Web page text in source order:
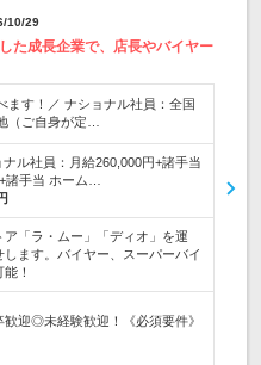
10/29
た成長企業で、店長やバイヤー
ます！／ ナショナル社員：全国
（ご自身が定…
ル社員：月給260,000円+諸手当
諸手当 ホーム…
ア「ラ・ムー」「ディオ」を運
ます。バイヤー、スーパーバイ
！
迎◎未経験歓迎！《必須要件》